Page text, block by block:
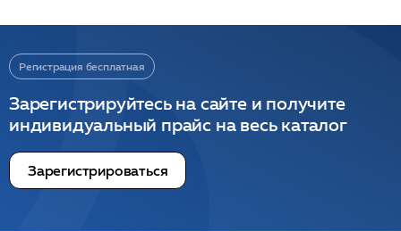
Регистрация бесплатная
Зарегистрируйтесь на сайте и получите
индивидуальный прайс на весь каталог
Зарегистрироваться